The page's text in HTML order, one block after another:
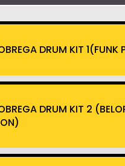
DRUM KIT 1(FUNK
DRUM KIT 2